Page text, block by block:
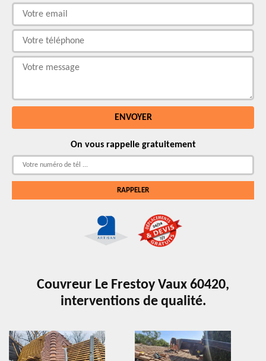
On vous rappelle gratuitement
Couvreur Le Frestoy Vaux 60420,
interventions de qualité.